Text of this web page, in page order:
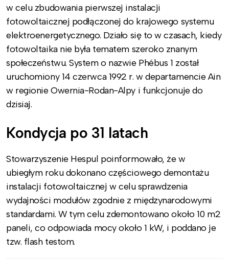
w celu zbudowania pierwszej instalacji
fotowoltaicznej podłączonej do krajowego systemu
elektroenergetycznego. Działo się to w czasach, kiedy
fotowoltaika nie była tematem szeroko znanym
społeczeństwu. System o nazwie Phébus 1 został
uruchomiony 14 czerwca 1992 r. w departamencie Ain
w regionie Owernia-Rodan-Alpy i funkcjonuje do
dzisiaj.
Kondycja po 31 latach
Stowarzyszenie Hespul poinformowało, że w
ubiegłym roku dokonano częściowego demontażu
instalacji fotowoltaicznej w celu sprawdzenia
wydajności modułów zgodnie z międzynarodowymi
standardami. W tym celu zdemontowano około 10 m2
paneli, co odpowiada mocy około 1 kW, i poddano je
tzw. flash testom.